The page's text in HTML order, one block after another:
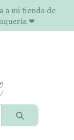
a mi tienda de
❤